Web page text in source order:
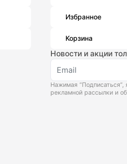
Избранное
Корзина
Новости и акции
Нажимая “Подписаться”,
рекламной рассылки и